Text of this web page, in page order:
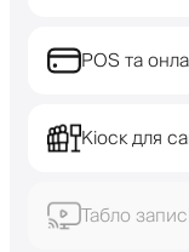
POS та
Кіоск для
Табло